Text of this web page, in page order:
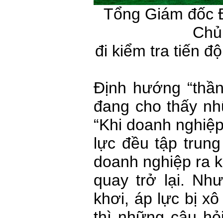
Tổng Giám đốc
đi kiểm tra tiến
Định hướng
đang cho thấy
“Khi doanh
lực đều tập
doanh nghiệp ra
quay trở lại.
khơi, áp lực bị